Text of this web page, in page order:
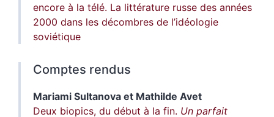
encore à la télé. La littérature russe des années
2000 dans les décombres de l’idéologie
soviétique
Comptes rendus
Mariami Sultanova et Mathilde Avet
Deux biopics, du début à la fin. Un parfait